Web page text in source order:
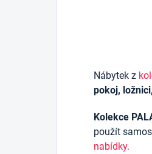
Nábytek z
pokoj,
Kolekce
použít
nabídky.